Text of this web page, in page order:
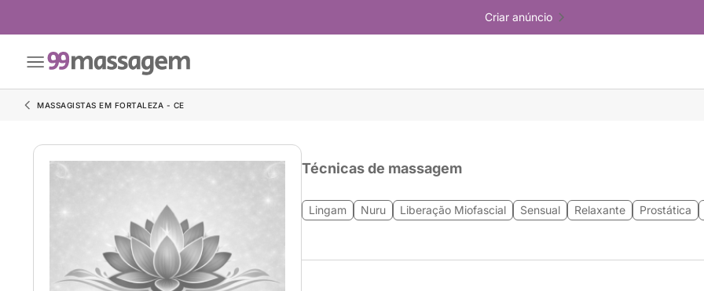
Criar anúncio
MASSAGISTAS EM FORTALEZA - CE
Técnicas de massagem
Lingam Nuru Liberação Miofascial Sensual Relaxante Prostática